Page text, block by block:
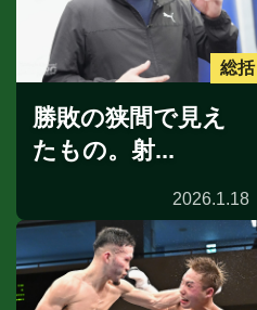
総括
勝敗の狭間で見え
たもの。射...
2026.1.18